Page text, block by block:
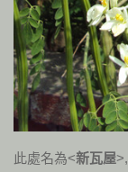
此處名為<新瓦屋